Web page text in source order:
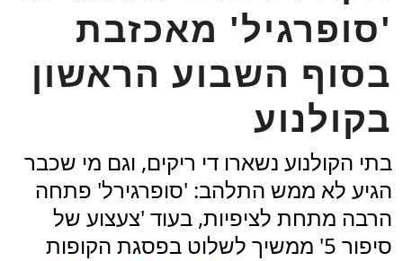
'סופרגיל' מאכזבת
בסוף השבוע הראשון
בקולנוע
בתי הקולנוע נשארו די ריקים, וגם מי שכבר
הגיע לא ממש התלהב: 'סופרגירל' פתחה
הרבה מתחת לציפיות, בעוד 'צעצוע של
סיפור 5' ממשיך לשלוט בפסגת הקופות